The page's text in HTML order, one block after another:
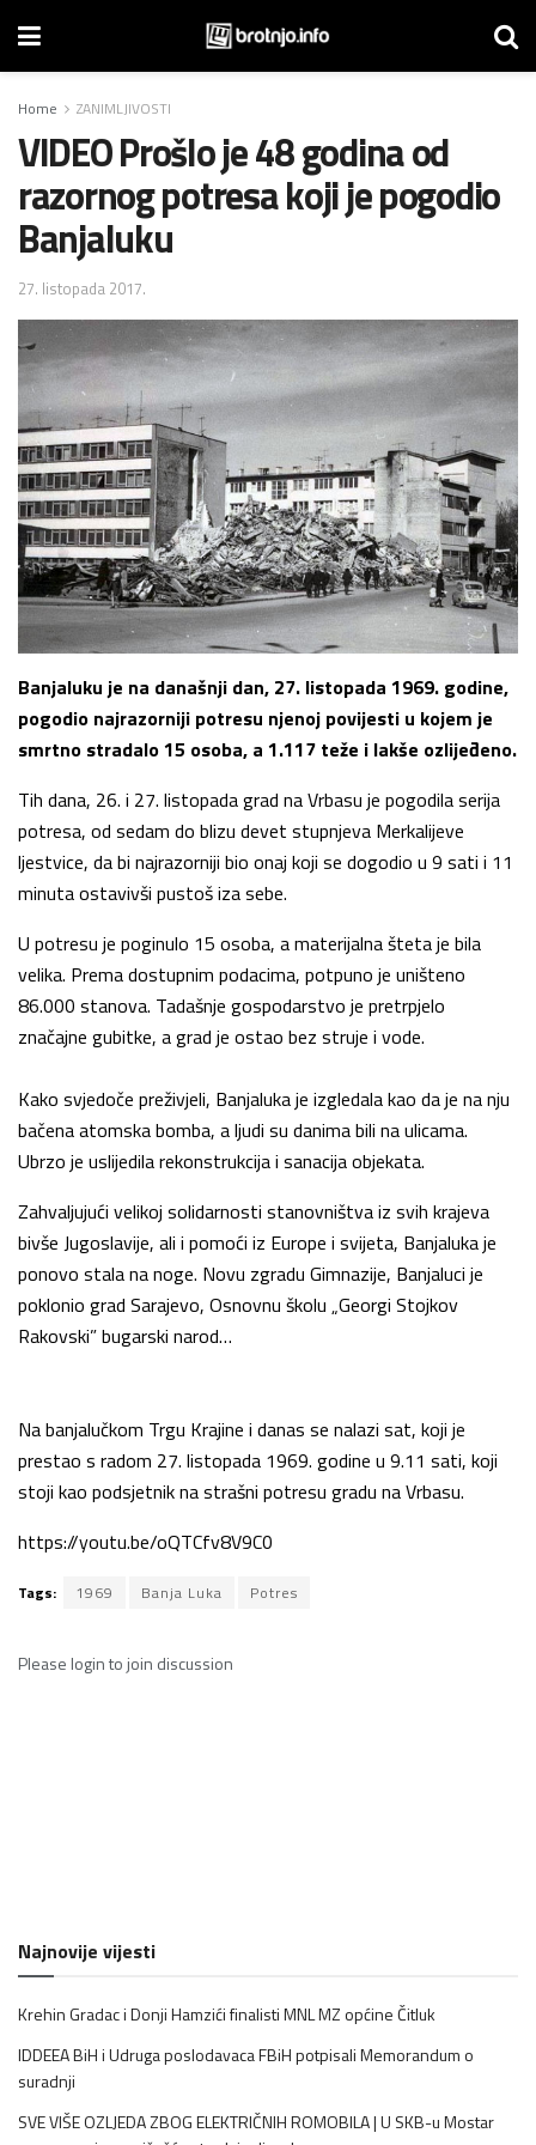
Home ZANIMLJIVOSTI
VIDEO Prošlo je 48 godina od
razornog potresa koji je pogodio
Banjaluku
27. listopada 2017.
Banjaluku je na današnji dan, 27. listopada 1969. godine,
pogodio najrazorniji potresu njenoj povijesti u kojem je
smrtno stradalo 15 osoba, a 1.117 teže i lakše ozlijeđeno.
Tih dana, 26. i 27. listopada grad na Vrbasu je pogodila serija
potresa, od sedam do blizu devet stupnjeva Merkalijeve
ljestvice, da bi najrazorniji bio onaj koji se dogodio u 9 sati i 11
minuta ostavivši pustoš iza sebe.
U potresu je poginulo 15 osoba, a materijalna šteta je bila
velika. Prema dostupnim podacima, potpuno je uništeno
86.000 stanova. Tadašnje gospodarstvo je pretrpjelo
značajne gubitke, a grad je ostao bez struje i vode.
Kako svjedoče preživjeli, Banjaluka je izgledala kao da je na nju
bačena atomska bomba, a ljudi su danima bili na ulicama.
Ubrzo je uslijedila rekonstrukcija i sanacija objekata.
Zahvaljujući velikoj solidarnosti stanovništva iz svih krajeva
bivše Jugoslavije, ali i pomoći iz Europe i svijeta, Banjaluka je
ponovo stala na noge. Novu zgradu Gimnazije, Banjaluci je
poklonio grad Sarajevo, Osnovnu školu „Georgi Stojkov
Rakovski” bugarski narod…
Na banjalučkom Trgu Krajine i danas se nalazi sat, koji je
prestao s radom 27. listopada 1969. godine u 9.11 sati, koji
stoji kao podsjetnik na strašni potresu gradu na Vrbasu.
https://youtu.be/oQTCfv8V9C0
Tags: 1969 Banja Luka Potres
Please loginto join discussion
Najnovije vijesti
Krehin Gradac i Donji Hamzići finalisti MNL MZ općine Čitluk
IDDEEA BiH i Udruga poslodavaca FBiH potpisali Memorandum o
suradnji
SVE VIŠE OZLJEDA ZBOG ELEKTRIČNIH ROMOBILA | U SKB-u Mostar